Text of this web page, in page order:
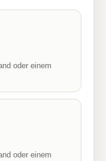
oder einem
oder einem